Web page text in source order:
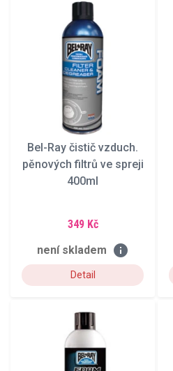
Bel-Ray čistič vzduch.
pěnových filtrů ve spreji
400ml
349 Kč
není skladem info
Detail